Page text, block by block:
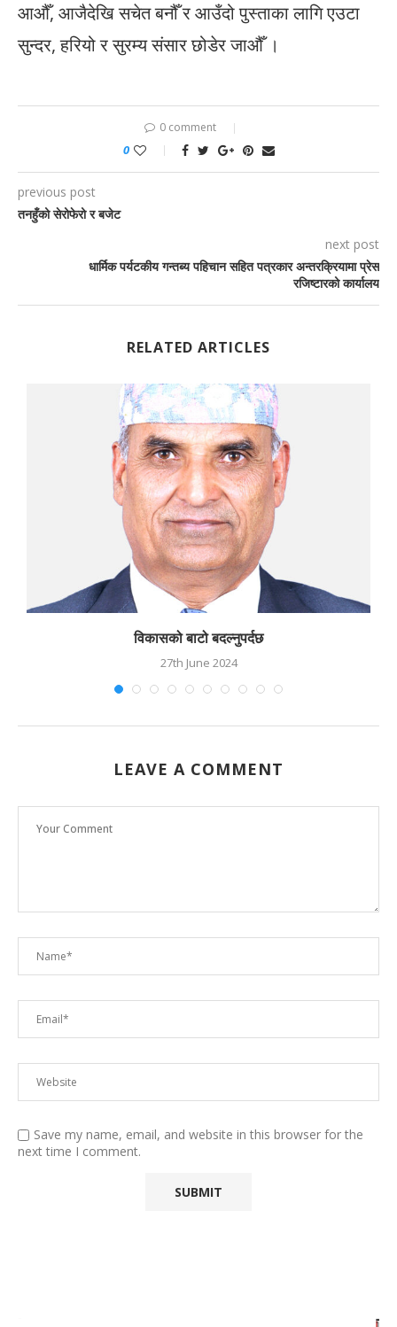
आऔँ, आजैदेखि सचेत बनौँ र आउँदो पुस्ताका लागि एउटा
सुन्दर, हरियो र सुरम्य संसार छोडेर जाऔँ ।
0 comment
0
previous post
तनहुँको सेरोफेरो र बजेट
next post
धार्मिक पर्यटकीय गन्तब्य पहिचान सहित पत्रकार अन्तरक्रियामा प्रेस
रजिष्टारको कार्यालय
RELATED ARTICLES
विकासको बाटो बदल्नुपर्दछ
27th June 2024
LEAVE A COMMENT
Save my name, email, and website in this browser for the
next time I comment.